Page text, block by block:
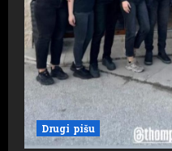
Drugi pišu